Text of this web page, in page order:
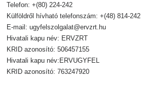
Telefon: +(80) 224-242
Külföldről hívható telefonszám: +(48) 814-242
E-mail: ugyfelszolgalat@ervzrt.hu
Hivatali kapu név: ERVZRT
KRID azonosító: 506457155
Hivatali kapu név:ERVUGYFEL
KRID azonosító: 763247920